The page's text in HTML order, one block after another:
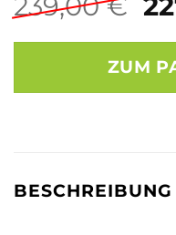
ZUM
BESCHREIBUNG